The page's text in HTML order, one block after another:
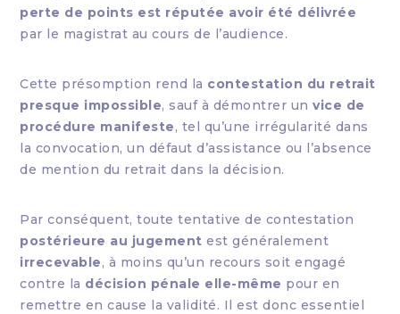
perte de points est réputée avoir été délivrée
par le magistrat au cours de l’audience.
Cette présomption rend la contestation du retrait
presque impossible, sauf à démontrer unvice de
procédure manifeste, tel qu’une irrégularité dans
la convocation, un défaut d’assistance ou l’absence
de mention du retrait dans la décision.
Par conséquent, toute tentative de contestation
postérieure au jugement est généralement
irrecevable, à moins qu’un recours soit engagé
contre la décision pénale elle-même pour en
remettre en cause la validité. Il est donc essentiel